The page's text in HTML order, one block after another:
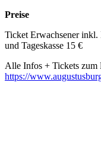
Preise
Ticket Erwachsener inkl.
und Tageskasse 15 €
Alle Infos + Tickets zum
https://